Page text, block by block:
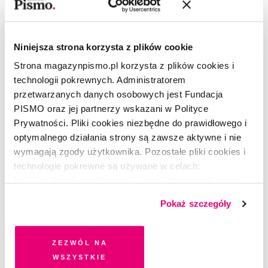
Niniejsza strona korzysta z plików cookie
Strona magazynpismo.pl korzysta z plików cookies i
technologii pokrewnych. Administratorem
przetwarzanych danych osobowych jest Fundacja
PISMO oraz jej partnerzy wskazani w Polityce
Prywatności. Pliki cookies niezbędne do prawidłowego i
optymalnego działania strony są zawsze aktywne i nie
wymagają zgody użytkownika. Pozostałe pliki cookies i
technologie pokrewne są używane w celach:
dobrowolną zgodę na pliki cookies i technologie
pokrewne, zgadzasz się na przechowywanie informacji
na Twoim urządzeniu końcowym lub dostęp do niego i
przetwarzanie danych. Zgodę na wszystkie lub niektóre
Pokaż szczegóły
Zezwól na
wszystkie
CZYTAJ TAKŻE